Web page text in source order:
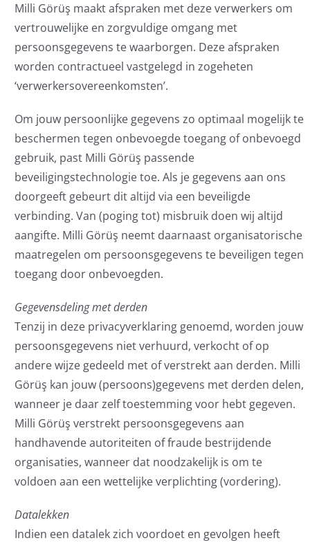
Milli Görüş maakt afspraken met deze verwerkers om
vertrouwelijke en zorgvuldige omgang met
persoonsgegevens te waarborgen. Deze afspraken
worden contractueel vastgelegd in zogeheten
‘verwerkersovereenkomsten’.
Om jouw persoonlijke gegevens zo optimaal mogelijk te
beschermen tegen onbevoegde toegang of onbevoegd
gebruik, past Milli Görüş passende
beveiligingstechnologie toe. Als je gegevens aan ons
doorgeeft gebeurt dit altijd via een beveiligde
verbinding. Van (poging tot) misbruik doen wij altijd
aangifte. Milli Görüş neemt daarnaast organisatorische
maatregelen om persoonsgegevens te beveiligen tegen
toegang door onbevoegden.
Gegevensdeling met derden
Tenzij in deze privacyverklaring genoemd, worden jouw
persoonsgegevens niet verhuurd, verkocht of op
andere wijze gedeeld met of verstrekt aan derden. Milli
Görüş kan jouw (persoons)gegevens met derden delen,
wanneer je daar zelf toestemming voor hebt gegeven.
Milli Görüş verstrekt persoonsgegevens aan
handhavende autoriteiten of fraude bestrijdende
organisaties, wanneer dat noodzakelijk is om te
voldoen aan een wettelijke verplichting (vordering).
Datalekken
Indien een datalek zich voordoet en gevolgen heeft